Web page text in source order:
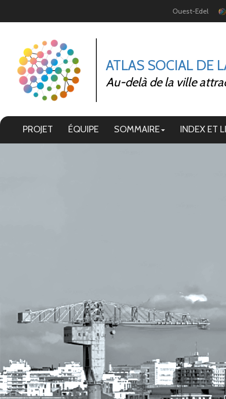
Ouest-Edel
ATLAS SOCIAL DE
Au-delà de la ville
PROJET ÉQUIPE SOMMAIRE INDEX ET